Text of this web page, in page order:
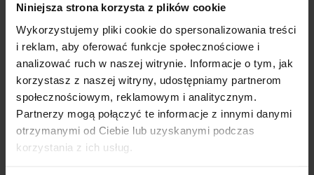
Niniejsza strona korzysta z plików cookie
Wykorzystujemy pliki cookie do spersonalizowania treści
i reklam, aby oferować funkcje społecznościowe i
analizować ruch w naszej witrynie. Informacje o tym, jak
korzystasz z naszej witryny, udostępniamy partnerom
społecznościowym, reklamowym i analitycznym.
Partnerzy mogą połączyć te informacje z innymi danymi
otrzymanymi od Ciebie lub uzyskanymi podczas
korzystania z ich usług.
OPIS SZCZEGÓŁY PRODUKTU
Po prostu najlepsze ballady rockowe na winylu. „Zawsze
tam gdzie Ty” Lady Pank, „Kocham Cię jak Irlandię”
Kobranocki, „Przeżyj to sam” Lombardu. Do tego
niezapomniane utwory Perfectu, Kultu i Tiltu,
zespołów Ziyo i Turbo oraz Lecha Janerki.
Lista utworów:
1. Lady Pank – Zawsze tam gdzie Ty